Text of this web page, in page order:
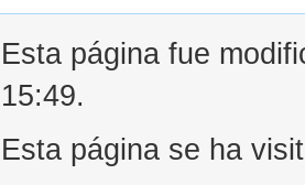
Esta página fue
15:49.
Esta página se ha